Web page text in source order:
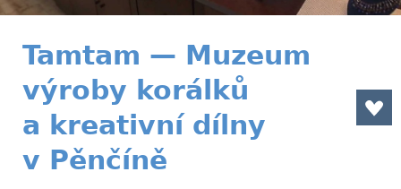
Tamtam — Muzeum
výroby korálků
a kreativní dílny
v Pěnčíně